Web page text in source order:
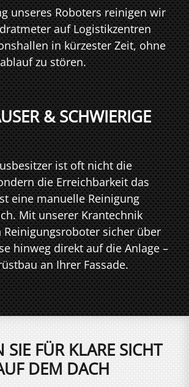
unseres Roboters reinigen wir
auf Logistikzentren
in kürzester Zeit, ohne
zu stören.
& SCHWIERIGE
ist oft nicht die
die Erreichbarkeit das
eine manuelle Reinigung
Mit unserer Krantechnik
sicher über
hinweg direkt auf die Anlage –
an Ihrer Fassade.
SIE FÜR KLARE SICHT
DEM DACH